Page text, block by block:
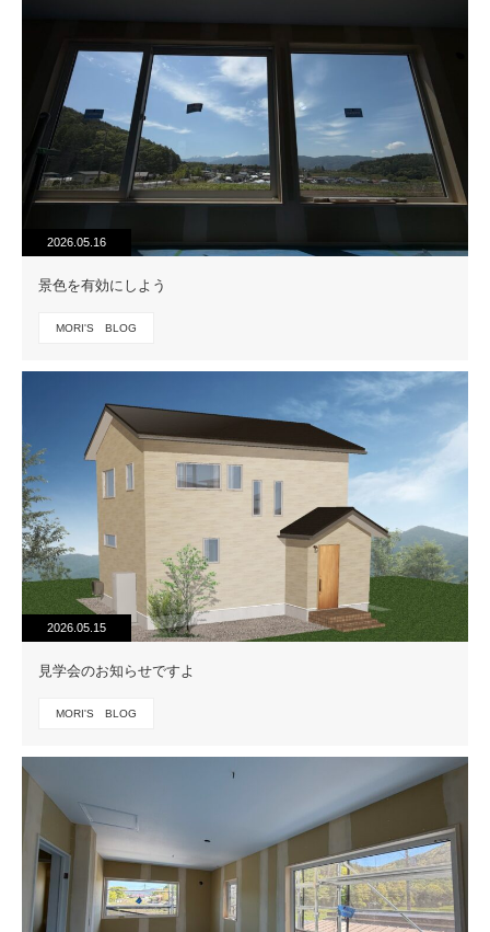
2026.05.16
景色を有効にしよう
MORI'S BLOG
2026.05.15
見学会のお知らせですよ
MORI'S BLOG